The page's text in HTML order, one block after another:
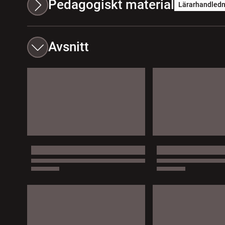
Pedagogiskt material
Avsnitt